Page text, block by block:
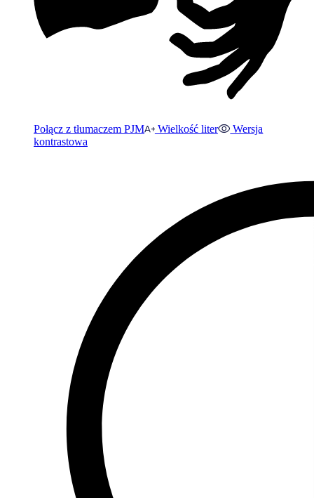
Połącz z tłumaczem PJM Wielkość liter
Wersja
kontrastowa